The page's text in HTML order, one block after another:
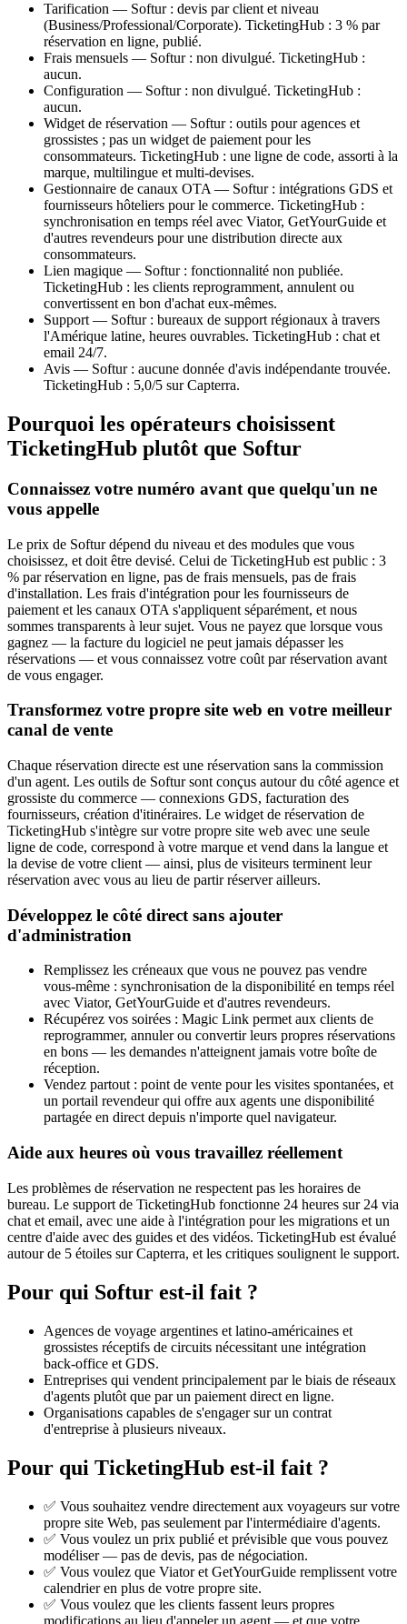
Tarification — Softur : devis par client et niveau
(Business/Professional/Corporate). TicketingHub : 3 % par
réservation en ligne, publié.
Frais mensuels — Softur : non divulgué. TicketingHub :
aucun.
Configuration — Softur : non divulgué. TicketingHub :
aucun.
Widget de réservation — Softur : outils pour agences et
grossistes ; pas un widget de paiement pour les
consommateurs. TicketingHub : une ligne de code, assorti à la
marque, multilingue et multi-devises.
Gestionnaire de canaux OTA — Softur : intégrations GDS et
fournisseurs hôteliers pour le commerce. TicketingHub :
synchronisation en temps réel avec Viator, GetYourGuide et
d'autres revendeurs pour une distribution directe aux
consommateurs.
Lien magique — Softur : fonctionnalité non publiée.
TicketingHub : les clients reprogramment, annulent ou
convertissent en bon d'achat eux-mêmes.
Support — Softur : bureaux de support régionaux à travers
l'Amérique latine, heures ouvrables. TicketingHub : chat et
email 24/7.
Avis — Softur : aucune donnée d'avis indépendante trouvée.
TicketingHub : 5,0/5 sur Capterra.
Pourquoi les opérateurs choisissent
TicketingHub plutôt que Softur
Connaissez votre numéro avant que quelqu'un ne
vous appelle
Le prix de Softur dépend du niveau et des modules que vous
choisissez, et doit être devisé. Celui de TicketingHub est public : 3
% par réservation en ligne, pas de frais mensuels, pas de frais
d'installation. Les frais d'intégration pour les fournisseurs de
paiement et les canaux OTA s'appliquent séparément, et nous
sommes transparents à leur sujet. Vous ne payez que lorsque vous
gagnez — la facture du logiciel ne peut jamais dépasser les
réservations — et vous connaissez votre coût par réservation avant
de vous engager.
Transformez votre propre site web en votre meilleur
canal de vente
Chaque réservation directe est une réservation sans la commission
d'un agent. Les outils de Softur sont conçus autour du côté agence et
grossiste du commerce — connexions GDS, facturation des
fournisseurs, création d'itinéraires. Le widget de réservation de
TicketingHub s'intègre sur votre propre site web avec une seule
ligne de code, correspond à votre marque et vend dans la langue et
la devise de votre client — ainsi, plus de visiteurs terminent leur
réservation avec vous au lieu de partir réserver ailleurs.
Développez le côté direct sans ajouter
d'administration
Remplissez les créneaux que vous ne pouvez pas vendre
vous-même : synchronisation de la disponibilité en temps réel
avec Viator, GetYourGuide et d'autres revendeurs.
Récupérez vos soirées : Magic Link permet aux clients de
reprogrammer, annuler ou convertir leurs propres réservations
en bons — les demandes n'atteignent jamais votre boîte de
réception.
Vendez partout : point de vente pour les visites spontanées, et
un portail revendeur qui offre aux agents une disponibilité
partagée en direct depuis n'importe quel navigateur.
Aide aux heures où vous travaillez réellement
Les problèmes de réservation ne respectent pas les horaires de
bureau. Le support de TicketingHub fonctionne 24 heures sur 24 via
chat et email, avec une aide à l'intégration pour les migrations et un
centre d'aide avec des guides et des vidéos. TicketingHub est évalué
autour de 5 étoiles sur Capterra, et les critiques soulignent le support.
Pour qui Softur est-il fait ?
Agences de voyage argentines et latino-américaines et
grossistes réceptifs de circuits nécessitant une intégration
back-office et GDS.
Entreprises qui vendent principalement par le biais de réseaux
d'agents plutôt que par un paiement direct en ligne.
Organisations capables de s'engager sur un contrat
d'entreprise à plusieurs niveaux.
Pour qui TicketingHub est-il fait ?
✅ Vous souhaitez vendre directement aux voyageurs sur votre
propre site Web, pas seulement par l'intermédiaire d'agents.
✅ Vous voulez un prix publié et prévisible que vous pouvez
modéliser — pas de devis, pas de négociation.
✅ Vous voulez que Viator et GetYourGuide remplissent votre
calendrier en plus de votre propre site.
✅ Vous voulez que les clients fassent leurs propres
modifications au lieu d'appeler un agent — et que votre